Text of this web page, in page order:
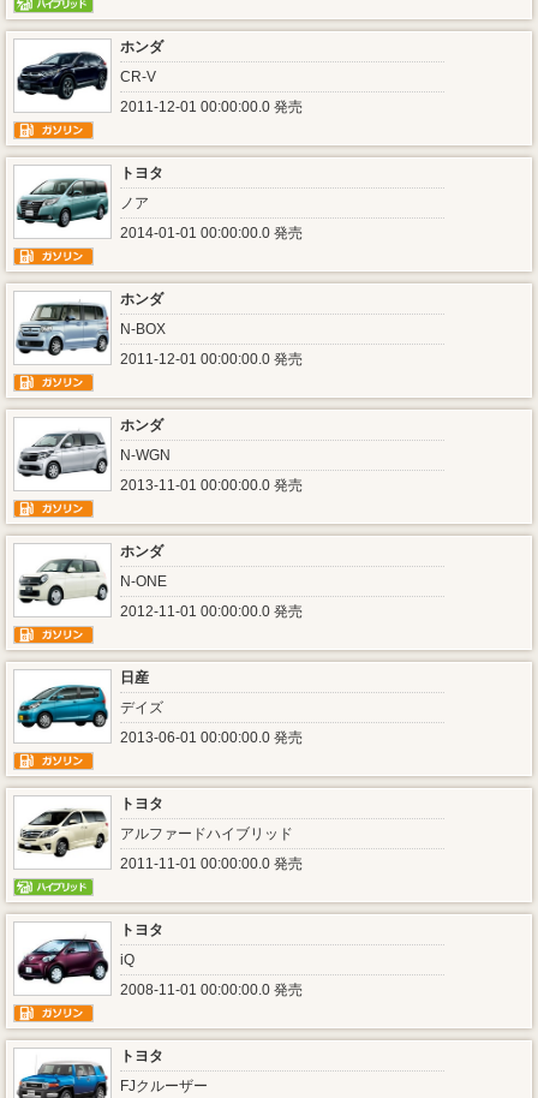
ホンダ
CR-V
2011-12-01 00:00:00.0 発売
トヨタ
ノア
2014-01-01 00:00:00.0 発売
ホンダ
N-BOX
2011-12-01 00:00:00.0 発売
ホンダ
N-WGN
2013-11-01 00:00:00.0 発売
ホンダ
N-ONE
2012-11-01 00:00:00.0 発売
日産
デイズ
2013-06-01 00:00:00.0 発売
トヨタ
アルファードハイブリッド
2011-11-01 00:00:00.0 発売
トヨタ
iQ
2008-11-01 00:00:00.0 発売
トヨタ
FJクルーザー